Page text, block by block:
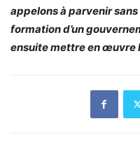
appelons à parvenir
formation d’un
ensuite mettre en œuvre